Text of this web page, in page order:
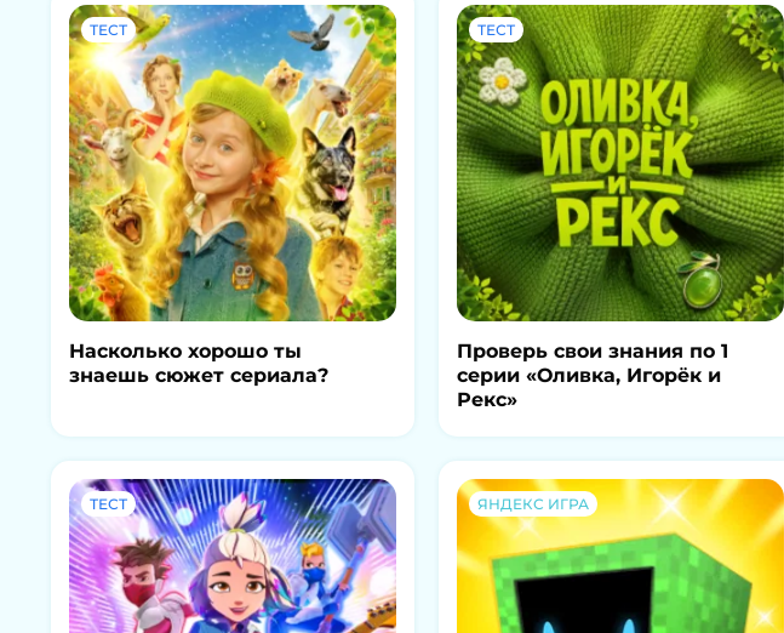
ТЕСТ
Насколько хорошо ты
знаешь сюжет сериала?
ТЕСТ
Проверь свои знания по 1
серии «Оливка, Игорёк и
Рекс»
ТЕСТ ЯНДЕКС ИГРА